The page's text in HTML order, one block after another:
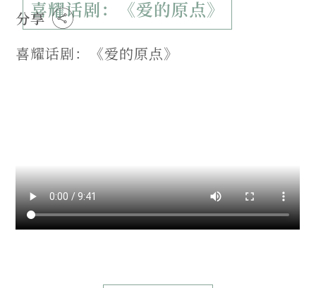
喜耀话剧：《爱的原点》
分享
喜耀话剧：《爱的原点》